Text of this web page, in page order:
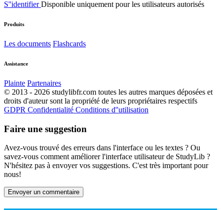
S''identifierDisponible uniquement pour les utilisateurs autorisés
Produits
Les documents Flashcards
Assistance
Plainte Partenaires
© 2013 - 2026 studylibfr.com toutes les autres marques déposées et
droits d'auteur sont la propriété de leurs propriétaires respectifs
GDPR Confidentialité Conditions d''utilisation
Faire une suggestion
Avez-vous trouvé des erreurs dans l'interface ou les textes ? Ou
savez-vous comment améliorer l'interface utilisateur de StudyLib ?
N'hésitez pas à envoyer vos suggestions. C'est très important pour
nous!
Envoyer un commentaire